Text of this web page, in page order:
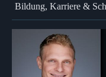
Bildung, Karriere &